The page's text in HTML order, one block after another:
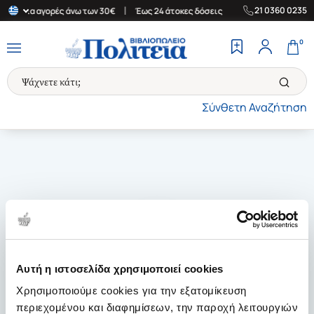
Αυτή η ιστοσελίδα χρησιμοποιεί cookies
Χρησιμοποιούμε cookies για την εξατομίκευση
περιεχομένου και διαφημίσεων, την παροχή λειτουργιών
για αγορές άνω των 30€ | Έως 24 άτοκες δόσεις | Δωρεάν
21 0360 0235
Σύνθετη Αναζήτηση
0